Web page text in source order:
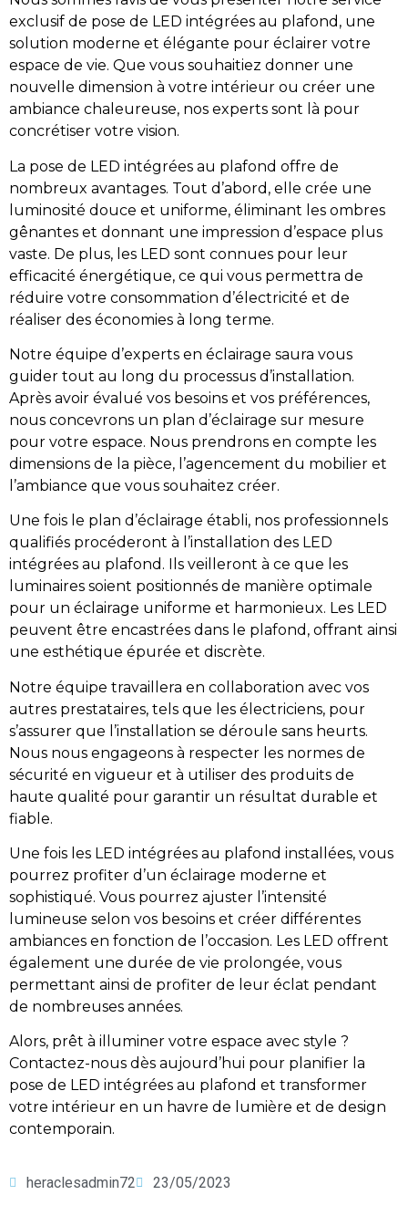
exclusif de pose de LED intégrées au plafond, une
solution moderne et élégante pour éclairer votre
espace de vie. Que vous souhaitiez donner une
nouvelle dimension à votre intérieur ou créer une
ambiance chaleureuse, nos experts sont là pour
concrétiser votre vision.
La pose de LED intégrées au plafond offre de
nombreux avantages. Tout d’abord, elle crée une
luminosité douce et uniforme, éliminant les ombres
gênantes et donnant une impression d’espace plus
vaste. De plus, les LED sont connues pour leur
efficacité énergétique, ce qui vous permettra de
réduire votre consommation d’électricité et de
réaliser des économies à long terme.
Notre équipe d’experts en éclairage saura vous
guider tout au long du processus d’installation.
Après avoir évalué vos besoins et vos préférences,
nous concevrons un plan d’éclairage sur mesure
pour votre espace. Nous prendrons en compte les
dimensions de la pièce, l’agencement du mobilier et
l’ambiance que vous souhaitez créer.
Une fois le plan d’éclairage établi, nos professionnels
qualifiés procéderont à l’installation des LED
intégrées au plafond. Ils veilleront à ce que les
luminaires soient positionnés de manière optimale
pour un éclairage uniforme et harmonieux. Les LED
peuvent être encastrées dans le plafond, offrant ainsi
une esthétique épurée et discrète.
Notre équipe travaillera en collaboration avec vos
autres prestataires, tels que les électriciens, pour
s’assurer que l’installation se déroule sans heurts.
Nous nous engageons à respecter les normes de
sécurité en vigueur et à utiliser des produits de
haute qualité pour garantir un résultat durable et
fiable.
Une fois les LED intégrées au plafond installées, vous
pourrez profiter d’un éclairage moderne et
sophistiqué. Vous pourrez ajuster l’intensité
lumineuse selon vos besoins et créer différentes
ambiances en fonction de l’occasion. Les LED offrent
également une durée de vie prolongée, vous
permettant ainsi de profiter de leur éclat pendant
de nombreuses années.
Alors, prêt à illuminer votre espace avec style ?
Contactez-nous dès aujourd’hui pour planifier la
pose de LED intégrées au plafond et transformer
votre intérieur en un havre de lumière et de design
contemporain.
heraclesadmin72 23/05/2023